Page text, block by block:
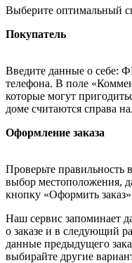
Выберите оптимальный
Покупатель
Введите данные о себе:
телефона. В поле
которые могут
доме считаются справа
Оформление заказа
Проверьте правильность
выбор местоположения,
кнопку «Оформить
Наш сервис запоминает
о заказе и в следующий
данные предыдущего
выбирайте другие